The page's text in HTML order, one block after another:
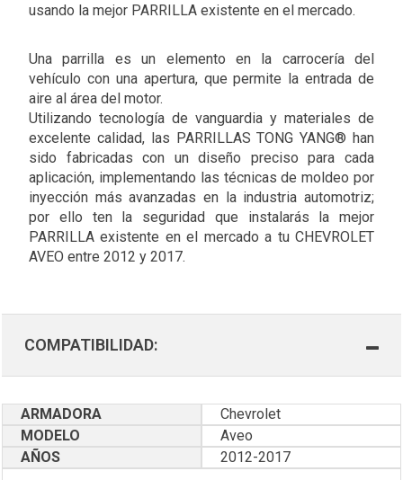
usando la mejor PARRILLA existente en el mercado.
Una parrilla es un elemento en la carrocería del
vehículo con una apertura, que permite la entrada de
aire al área del motor.
Utilizando tecnología de vanguardia y materiales de
excelente calidad, las PARRILLAS TONG YANG® han
sido fabricadas con un diseño preciso para cada
aplicación, implementando las técnicas de moldeo por
inyección más avanzadas en la industria automotriz;
por ello ten la seguridad que instalarás la mejor
PARRILLA existente en el mercado a tu CHEVROLET
AVEO entre 2012 y 2017.
COMPATIBILIDAD:
ARMADORA
Chevrolet
MODELO
Aveo
AÑOS
2012-2017